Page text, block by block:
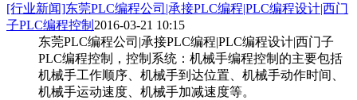
[行业新闻]东莞PLC编程公司|承接PLC编程|PLC编程设计|西门
子PLC编程控制 2016-03-21 10:15
东莞PLC编程公司|承接PLC编程|PLC编程设计|西门子
PLC编程控制，控制系统：机械手编程控制的主要包括
机械手工作顺序、机械手到达位置、机械手动作时间、
机械手运动速度、机械手加减速度等。